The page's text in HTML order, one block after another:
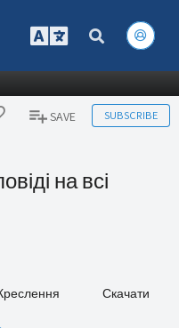
SAVE SUBSCRIBE
на всі
Скачати